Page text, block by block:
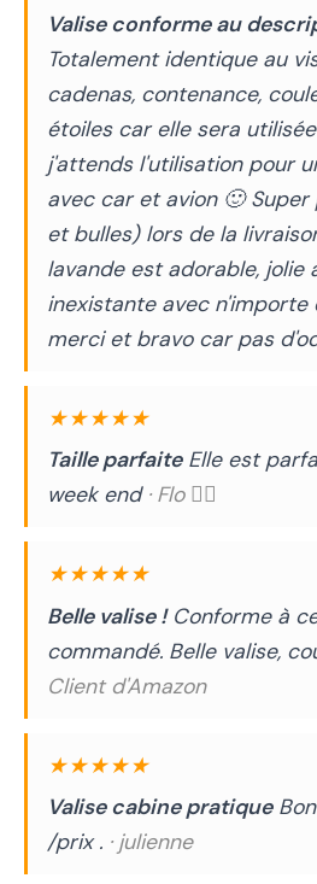
Valise conforme au
Totalement identique au
cadenas, contenance,
étoiles car elle sera
j'attends l'utilisation pour
avec car et avion 🙂
et bulles) lors de la
lavande est adorable, jolie
inexistante avec n'importe
merci et bravo car pas
★★★★★
Taille parfaiteElle est
week end · Flo 🧚‍♂️
★★★★★
Belle valise !Conforme à
commandé. Belle valise,
Client d'Amazon
★★★★★
Valise cabine pratique
/prix . · julienne